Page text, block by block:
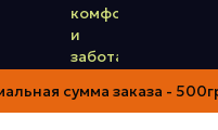
сумма заказа -